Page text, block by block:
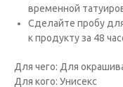
временной
Сде­лайте пробу
к продукту за 48
Для чего: Для
Для кого: Унисекс